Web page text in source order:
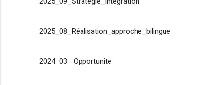
2025_08_Réalisation_approche_bilingue
2024_03_ Opportunité